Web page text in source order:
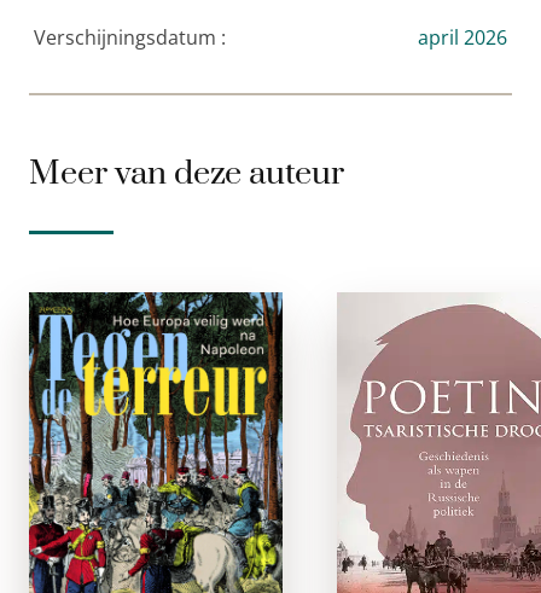
Verschijningsdatum :
april 2026
Meer van deze auteur
Tegen de
terreur
e-boek
Wat gebeurde er
nadat Napoleon in
1815 definitief was
verslagen? Hoe kwam
het Europese
paperback
Historicus Beatrice
Graaf
Ruslandexpert
Drost laten aan